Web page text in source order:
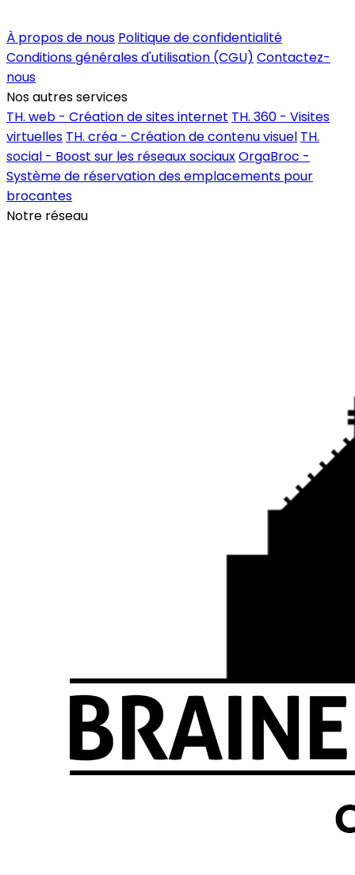
À propos de nous Politique de confidentialité
Conditions générales d'utilisation (CGU) Contactez-
nous
Nos autres services
TH. web - Création de sites internet TH. 360 - Visites
virtuelles TH. créa - Création de contenu visuel TH.
social - Boost sur les réseaux sociauxOrgaBroc -
Système de réservation des emplacements pour
brocantes
Notre réseau